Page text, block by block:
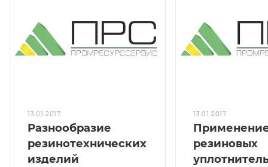
13.01.2017
Разнообразие
резинотехнических
изделий
13.01.2017
резиновых